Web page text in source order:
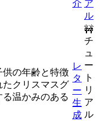
介 ア
ル
供の年齢と特徴
たクリスマスグ
温かみのある
レ
タ
ー
生
成
🚧
チ
ュ
ー
ト
リ
ア
ル